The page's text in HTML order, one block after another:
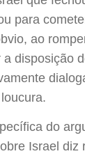
para
ao
disposição
do
Israel diz